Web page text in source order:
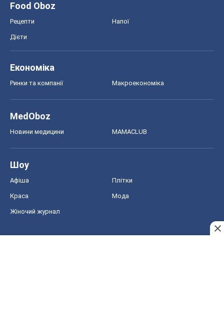
Food Oboz
Рецепти Напої
Дієти
Економіка
Ринки та компанії Макроекономіка
MedOboz
Новини медицини MAMACLUB
Шоу
Афіша Плітки
Краса Мода
Жіночий журнал